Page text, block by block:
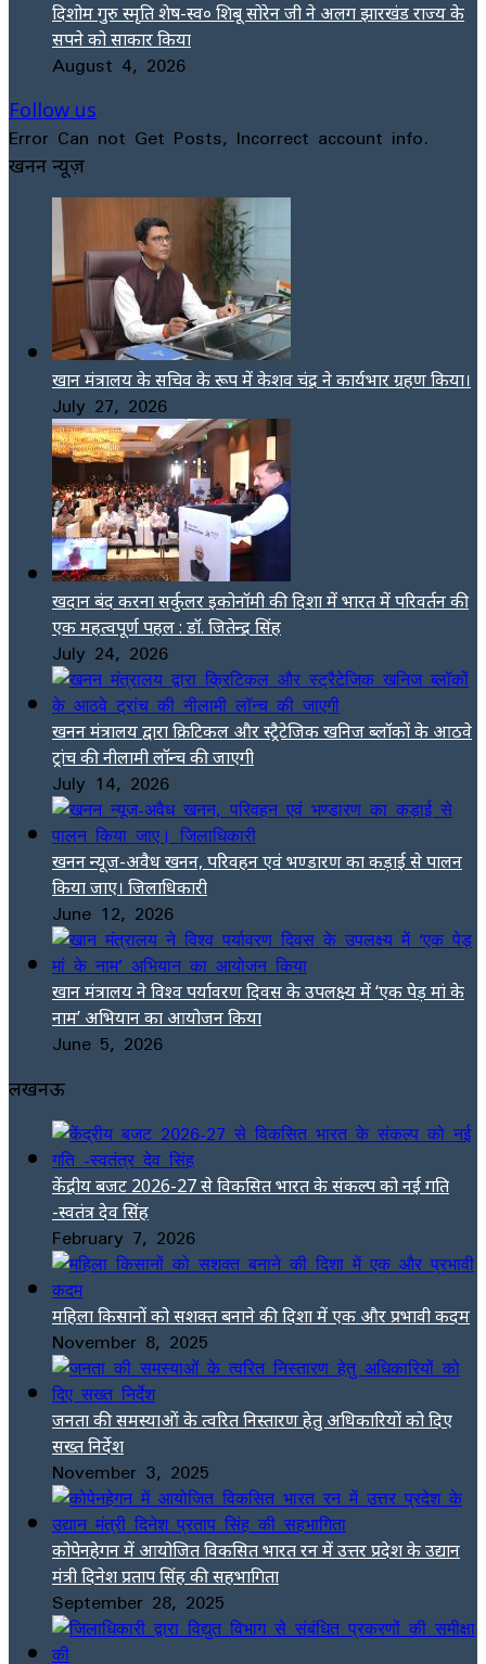
दिशोम गुरु स्मृति शेष-स्व० शिबू सोरेन जी ने अलग झारखंड राज्य के
सपने को साकार किया
August 4, 2026
Follow us
Error Can not Get Posts, Incorrect account info.
खनन न्यूज़
खान मंत्रालय के सचिव के रूप में केशव चंद्र ने कार्यभार ग्रहण किया।
July 27, 2026
खदान बंद करना सर्कुलर इकोनॉमी की दिशा में भारत में परिवर्तन की
एक महत्वपूर्ण पहल : डॉ. जितेन्द्र सिंह
July 24, 2026
खनन मंत्रालय द्वारा क्रिटिकल और स्ट्रैटेजिक खनिज ब्लॉकों के आठवे
ट्रांच की नीलामी लॉन्च की जाएगी
July 14, 2026
खनन न्यूज-अवैध खनन, परिवहन एवं भण्डारण का कड़ाई से पालन
किया जाए। जिलाधिकारी
June 12, 2026
खान मंत्रालय ने विश्व पर्यावरण दिवस के उपलक्ष्य में ‘एक पेड़ मां के
नाम’ अभियान का आयोजन किया
June 5, 2026
लखनऊ
केंद्रीय बजट 2026-27 से विकसित भारत के संकल्प को नई गति
-स्वतंत्र देव सिंह
February 7, 2026
महिला किसानों को सशक्त बनाने की दिशा में एक और प्रभावी कदम
November 8, 2025
जनता की समस्याओं के त्वरित निस्तारण हेतु अधिकारियों को दिए
सख्त निर्देश
November 3, 2025
कोपेनहेगन में आयोजित विकसित भारत रन में उत्तर प्रदेश के उद्यान
मंत्री दिनेश प्रताप सिंह की सहभागिता
September 28, 2025